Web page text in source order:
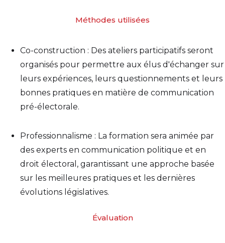
Méthodes utilisées
Co-construction : Des ateliers participatifs seront
organisés pour permettre aux élus d'échanger sur
leurs expériences, leurs questionnements et leurs
bonnes pratiques en matière de communication
pré-électorale.
Professionnalisme : La formation sera animée par
des experts en communication politique et en
droit électoral, garantissant une approche basée
sur les meilleures pratiques et les dernières
évolutions législatives.
Évaluation